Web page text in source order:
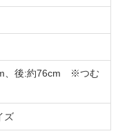
、後:約76cm ※つむ
ズ